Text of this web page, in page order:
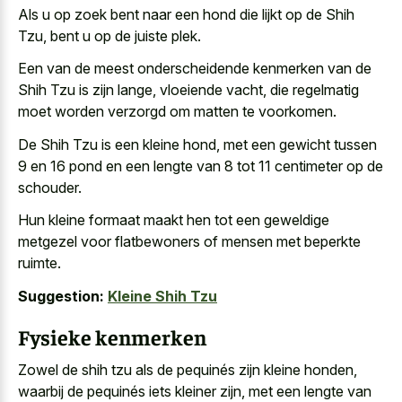
Als u op zoek bent naar een hond die lijkt op de Shih
Tzu, bent u op de juiste plek.
Een van de meest onderscheidende kenmerken van de
Shih Tzu is zijn lange, vloeiende vacht, die regelmatig
moet worden verzorgd om matten te voorkomen.
De Shih Tzu is een kleine hond, met een gewicht tussen
9 en 16 pond en een lengte van 8 tot 11 centimeter op de
schouder.
Hun kleine formaat maakt hen tot een geweldige
metgezel voor flatbewoners of mensen met beperkte
ruimte.
Suggestion: Kleine Shih Tzu
Fysieke kenmerken
Zowel de shih tzu als de pequinés zijn kleine honden,
waarbij de pequinés iets kleiner zijn, met een lengte van